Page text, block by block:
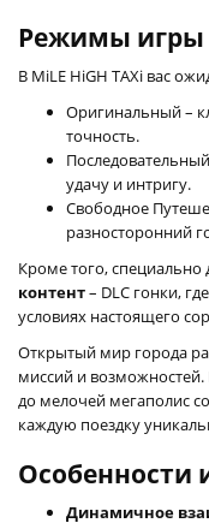
Режимы игры
В MiLE HiGH TAXi вас
Оригинальный –
точность.
удачу и интригу.
Свободное
разносторонний
Кроме того, специально
контент– DLC гонки,
условиях настоящего
Открытый мир города
миссий и
до мелочей мегаполис
каждую поездку
Особенности
Динамичное